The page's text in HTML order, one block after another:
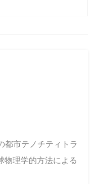
都市テノチティトラ
物理学的方法による